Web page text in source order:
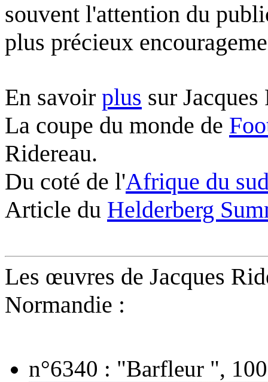
souvent l'attention du
plus précieux
En savoir plus sur
La coupe du monde de
Ridereau.
Du coté de l'Afrique du
Article du Helderberg
Les œuvres de Jacques
Normandie :
n°6340 : "Barfleur ",